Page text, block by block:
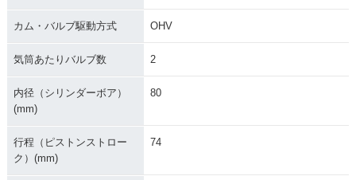
カム・バルブ駆動方式 OHV
気筒あたりバルブ数 2
内径（シリンダーボア）
(mm)
80
行程（ピストンストロー
ク）(mm)
74